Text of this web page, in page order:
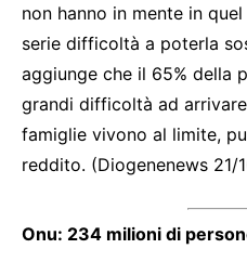
non hanno in mente in
serie difficoltà a poterla
aggiunge che il 65% della
grandi difficoltà ad
famiglie vivono al limite,
reddito. (Diogenenews 21/
Onu: 234 milioni di